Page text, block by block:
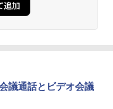
議通話とビデオ会議